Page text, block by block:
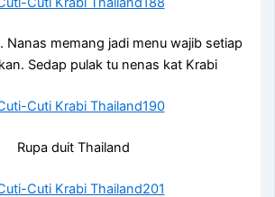
Nanas memang jadi menu wajib setiap
Sedap pulak tu nenas kat Krabi
Rupa duit Thailand